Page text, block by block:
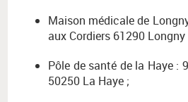
Maison médicale de
aux Cordiers 61290
Pôle de santé de la Haye :
50250 La Haye ;